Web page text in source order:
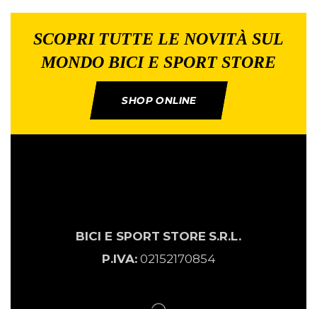
SCOPRI TUTTE LE NOVITÀ SUL
MONDO BICI E SPORT STORE
SHOP ONLINE
BICI E SPORT STORE S.R.L.
P.IVA:02152170854